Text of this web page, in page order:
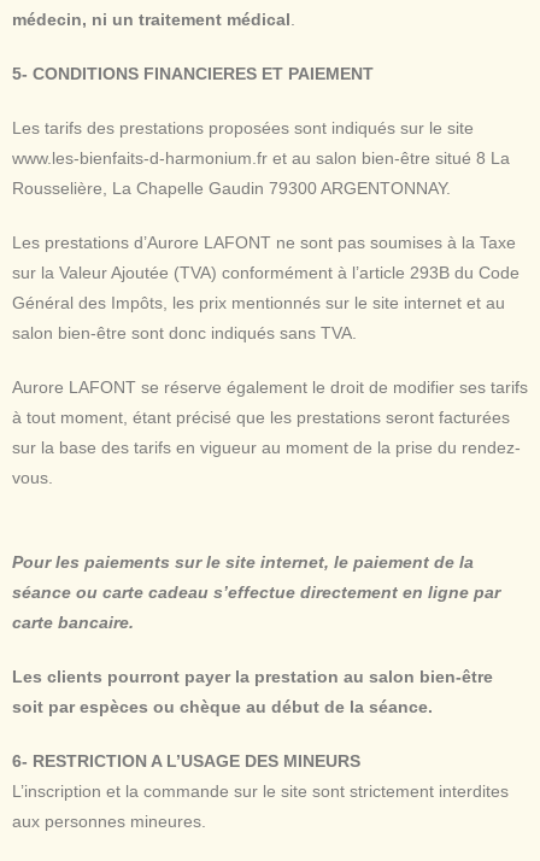
médecin, ni un traitement médical
5- CONDITIONS FINANCIERES ET PAIEMENT
Les tarifs des prestations proposées sont indiqués sur le site
www.les-bienfaits-d-harmonium.fr et au salon bien-être situé 8 La
Rousselière, La Chapelle Gaudin 79300 ARGENTONNAY.
Les prestations d’Aurore LAFONT ne sont pas soumises à la Taxe
sur la Valeur Ajoutée (TVA) conformément à l’article 293B du Code
Général des Impôts, les prix mentionnés sur le site internet et au
salon bien-être sont donc indiqués sans TVA.
Aurore LAFONT se réserve également le droit de modifier ses tarifs
à tout moment, étant précisé que les prestations seront facturées
sur la base des tarifs en vigueur au moment de la prise du rendez-
vous.
Pour les paiements sur le site internet, le paiement de la
séance ou carte cadeau s’effectue directement en ligne par
carte bancaire.
Les clients pourront payer la prestation au salon bien-être
soit par espèces ou chèque au début de la séance.
6- RESTRICTION A L’USAGE DES MINEURS
L’inscription et la commande sur le site sont strictement interdites
aux personnes mineures.